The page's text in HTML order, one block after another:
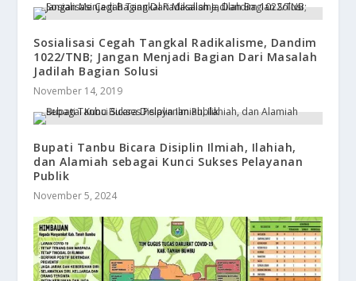
Sosialisasi Cegah Tangkal Radikalisme, Dandim
1022/TNB; Jangan Menjadi Bagian Dari Masalah
Jadilah Bagian Solusi
November 14, 2019
Bupati Tanbu Bicara Disiplin Ilmiah, Ilahiah,
dan Alamiah sebagai Kunci Sukses Pelayanan
Publik
November 5, 2024